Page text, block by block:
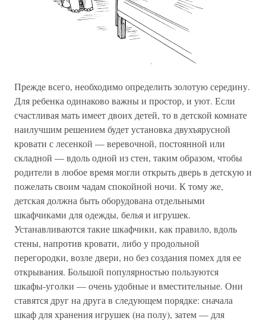
Прежде всего, необходимо определить золотую середину.
Для ребенка одинаково важны и простор, и уют. Если
счастливая мать имеет двоих детей, то в детской комнате
наилучшим решением будет установка двухъярусной
кровати с лесенкой — веревочной, постоянной или
складной — вдоль одной из стен, таким образом, чтобы
родители в любое время могли открыть дверь в детскую и
пожелать своим чадам спокойной ночи. К тому же,
детская должна быть оборудована отдельными
шкафчиками для одежды, белья и игрушек.
Устанавливаются такие шкафчики, как правило, вдоль
стены, напротив кровати, либо у продольной
перегородки, возле двери, но без создания помех для ее
открывания. Большой популярностью пользуются
шкафы-уголки — очень удобные и вместительные. Они
ставятся друг на друга в следующем порядке: сначала
шкаф для хранения игрушек (на полу), затем — для